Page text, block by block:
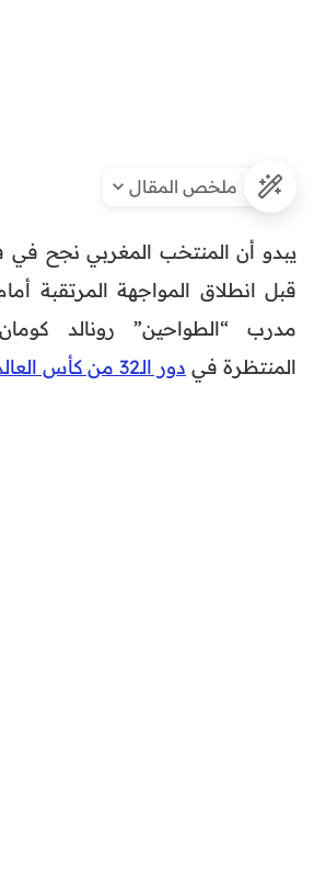
ملخص المقال
يبدو أن المنتخب المغربي نجح
قبل انطلاق المواجهة المرتقبة
مدرب “الطواحين” رونالد
المنتظرة في دور الـ32 من كأس العالم 2026